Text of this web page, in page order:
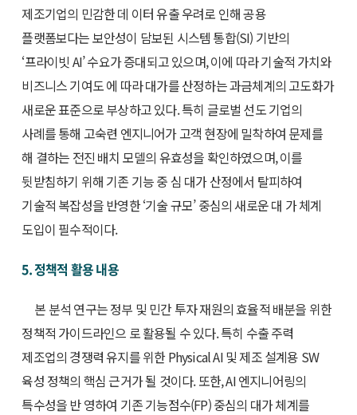
제조기업의 민감한 데 이터 유출 우려로 인해 공용
플랫폼보다는 보안성이 담보된 시스템 통합(SI) 기반의
‘프라이빗 AI’ 수요가 증대되고 있으며, 이에 따라 기술적 가치와
비즈니스 기여도 에 따라 대가를 산정하는 과금체계의 고도화가
새로운 표준으로 부상하고 있다. 특히 글로벌 선도 기업의
사례를 통해 고숙련 엔지니어가 고객 현장에 밀착하여 문제를
해 결하는 전진 배치 모델의 유효성을 확인하였으며, 이를
뒷받침하기 위해 기존 기능 중 심 대가 산정에서 탈피하여
기술적 복잡성을 반영한 ‘기술 규모’ 중심의 새로운 대 가 체계
도입이 필수적이다.
5. 정책적 활용 내용
본 분석 연구는 정부 및 민간 투자 재원의 효율적 배분을 위한
정책적 가이드라인으 로 활용될 수 있다. 특히 수출 주력
제조업의 경쟁력 유지를 위한 Physical AI 및 제조 설계용 SW
육성 정책의 핵심 근거가 될 것이다. 또한, AI 엔지니어링의
특수성을 반 영하여 기존 기능점수(FP) 중심의 대가 체계를